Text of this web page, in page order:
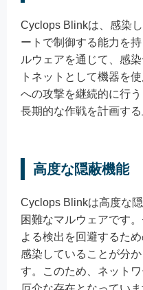
Cyclops Blinkは、感染
ートで制御する能力を
ルウェアを通じて、感
トネットとして機器を
への攻撃を継続的に行
長期的な作戦を計画する
高度な隠蔽機能
Cyclops Blinkは高度な
困難なマルウェアです
よる検出を回避するた
感染していることが分
す。このため、ネット